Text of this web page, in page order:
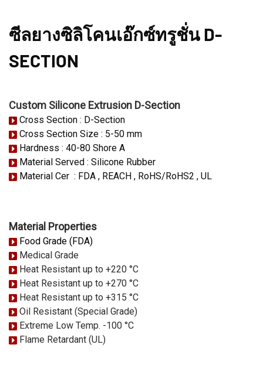
ซีลยางซิลิโคนเอ๊กซ์ทรูชั่น D-
SECTION
Custom Silicone Extrusion D-Section
Cross Section : D-Section
Cross Section Size : 5-50 mm
Hardness : 40-80 Shore A
Material Served : Silicone Rubber
Material Cer : FDA , REACH , RoHS/RoHS2 , UL
Material Properties
Food Grade (FDA)
Medical Grade
Heat Resistant up to +220 °C
Heat Resistant up to +270 °C
Heat Resistant up to +315 °C
Oil Resistant (Special Grade)
Extreme Low Temp. -100 °C
Flame Retardant (UL)